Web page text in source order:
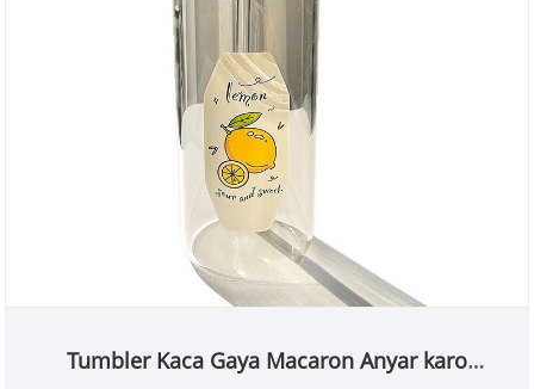
Tumbler Kaca Gaya Macaron Anyar karo